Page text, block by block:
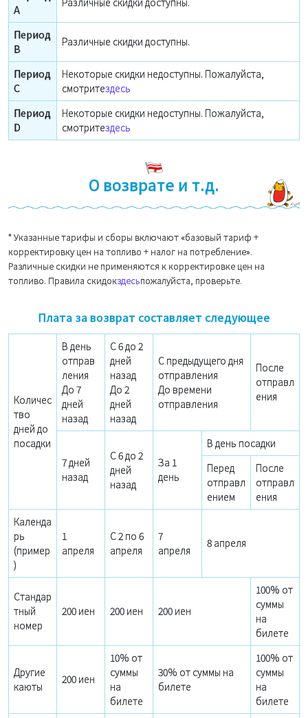
A
Период
B
Различные скидки доступны.
Период
C
Некоторые скидки недоступны. Пожалуйста,
смотритездесь
Период
D
Некоторые скидки недоступны. Пожалуйста,
смотритездесь
О возврате и т.д.
* Указанные тарифы и сборы включают «базовый тариф +
корректировку цен на топливо + налог на потребление».
Различные скидки не применяются к корректировке цен на
топливо. Правила скидокздесьпожалуйста, проверьте.
Плата за возврат составляет следующее
Количес
тво
дней до
посадки
В день
отправ
ления
До 7
дней
назад
С 6 до 2
дней
назад
До 2
дней
назад
С предыдущего дня
отправления
До времени
отправления
После
отправл
ения
7 дней
назад
С 6 до 2
дней
назад
За 1
день
В день посадки
Перед
отправл
ением
После
отправл
ения
Календа
рь
(пример
)
1
апреля
С 2 по 6
апреля
7
апреля
8 апреля
Стандар
тный
номер
200 иен 200 иен 200 иен
100% от
суммы
на
билете
Другие
каюты
200 иен
10% от
суммы
на
билете
30% от суммы на
билете
100% от
суммы
на
билете